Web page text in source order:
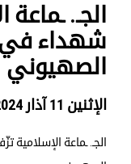
الجـ.
شهداء في
الصهيوني
الإثنين 11 آذار 2024
الجـ. ـماعة